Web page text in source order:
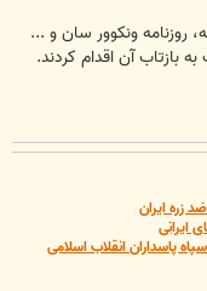
روزنامه ونکوور سان و ...
بازتاب آن اقدام کردند.
زره ایران
ایرانی
پاسداران انقلاب اسلامی